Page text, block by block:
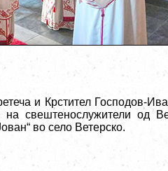
и Крстител Господов-
на свештенослужители од
во село Ветерско.